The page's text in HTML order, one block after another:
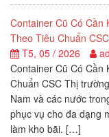
Container Cũ Có Cần
Theo Tiêu Chuẩn CSC
T5, 05 / 2026
Container Cũ Có Cần
Chuẩn CSC Thị
Nam và các nước
phục vụ cho đa dạng
làm kho bãi. […]